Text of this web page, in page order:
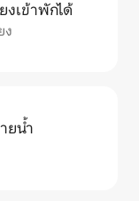
เข้าพักได้
ง
ยน้ำ